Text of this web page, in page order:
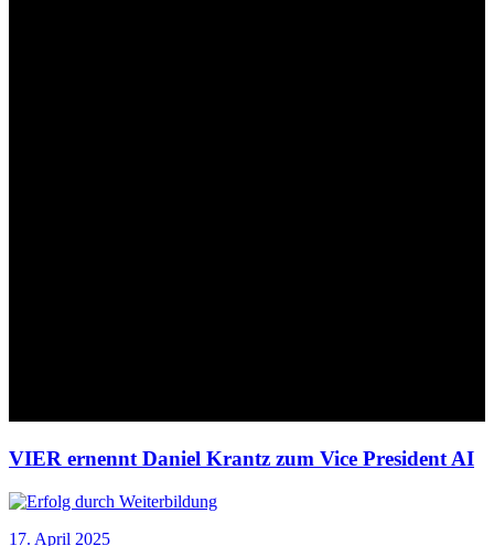
VIER ernennt Daniel Krantz zum Vice President AI
17. April 2025